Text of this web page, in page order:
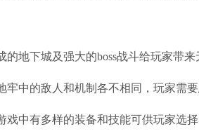
的地下城及强大的boss战斗给玩家带
牢中的敌人和机制各不相同，玩家需
戏中有多样的装备和技能可供玩家选